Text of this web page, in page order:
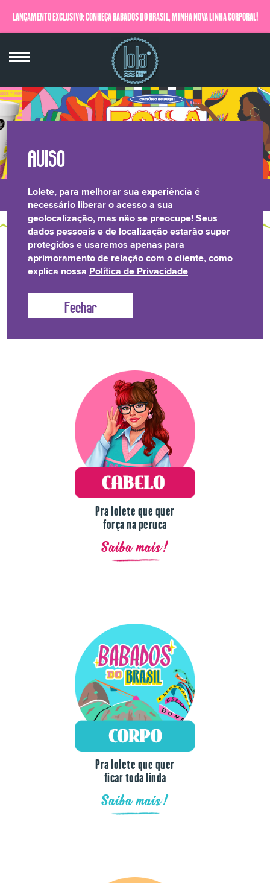
LANÇAMENTO EXCLUSIVO: CONHEÇA BABADOS DO BRASIL, MINHA NOVA LINHA CORPORAL!
QUERO SABER MAIS
LONGEVIDADE
CAPILAR
BRILHO LAMELAR CRESPOS &
CACHOS TRANSPARÊNCIA
AQUI TEM CONTEÚDO
Lolete não fica na mão! Temos uma linha de produtos
para o drama de cada dia.
Pra lolete que quer
força na peruca
Saiba mais!
Pra lolete que quer
ficar toda linda
Saiba mais!
Lolete, para melhorar sua experiência é
necessário liberar o acesso a sua
geolocalização, mas não se preocupe! Seus
dados pessoais e de localização estarão super
protegidos e usaremos apenas para
aprimoramento de relação com o cliente, como
explica nossa Política de Privacidade